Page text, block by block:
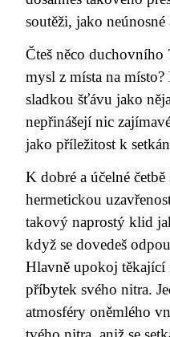
soutěži, jako neúnosné
Čteš něco duchovního
mysl z místa na
sladkou šťávu jako
nepřinášejí nic
jako příležitost k
K dobré a účelné
hermetickou
takový naprostý klid
když se dovedeš
Hlavně upokoj
příbytek svého nitra.
atmosféry oněmlého